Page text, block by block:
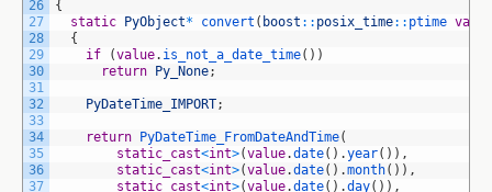
26
27
28
29
30
31
32
33
34
35
36
37
{
static
PyObject* convert ( boost :: posix_time:: ptime value
{
if
(value. is_not_a_date_time( ) )
return
Py_None;
PyDateTime_IMPORT;
return PyDateTime_FromDateAndTime(
static_cast<int>(value.date( ) .year( ) ) ,
static_cast<int>(value.date( ) .month( ) ) ,
static_cast<int>(value.date( ) .day( ) ) ,